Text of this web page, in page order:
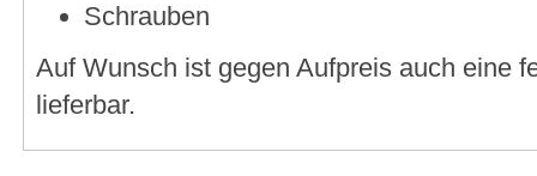
Schrauben
Auf Wunsch ist gegen Aufpreis auch eine
lieferbar.